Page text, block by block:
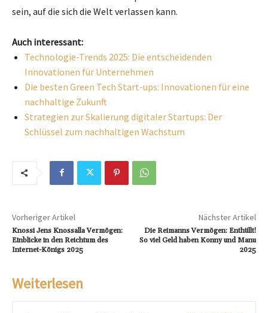
sein, auf die sich die Welt verlassen kann.
Auch interessant:
Technologie-Trends 2025: Die entscheidenden
Innovationen für Unternehmen
Die besten Green Tech Start-ups: Innovationen für eine
nachhaltige Zukunft
Strategien zur Skalierung digitaler Startups: Der
Schlüssel zum nachhaltigen Wachstum
Vorheriger Artikel
Knossi Jens Knossalla Vermögen:
Einblicke in den Reichtum des
Internet-Königs 2025
Nächster Artikel
Die Reimanns Vermögen: Enthüllt!
So viel Geld haben Konny und Manu
2025
Weiterlesen